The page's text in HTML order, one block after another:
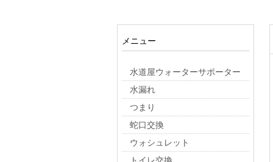
メニュー
水道屋ウォーターサポーター
水漏れ
つまり
蛇口交換
ウォシュレット